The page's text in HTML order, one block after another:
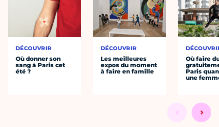
DÉCOUVRIR
Où donner son
sang à Paris cet
été ?
DÉCOUVRIR
Les meilleures
expos du moment
à faire en famille
Où faire
Paris
une